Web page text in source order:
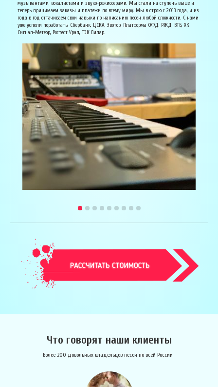
музыкантами, вокалистами и звуко-режиссерами. Мы стали на ступень выше и
теперь принимаем заказы и платежи по всему миру. Мы в строю с 2013 года, и из
года в год оттачиваем свои навыки по написанию песен любой сложности. С нами
уже успели поработать: Сбербанк, ЦСКА, Эвотор, Платформа ОФД, РЖД, ВТБ, ХК
Сигнал-Метеор, Ростест Урал, ТЭК Вилар.
ютубе! В основном пишет песни о любви, семье и ценностях жизни. Армен
сделает из вашей истории настоящую конфетку, обращайтесь!
Исполнитель, звукорежиссёр
Что говорят наши клиенты
Более 200 довольных владельцев песен по всей России